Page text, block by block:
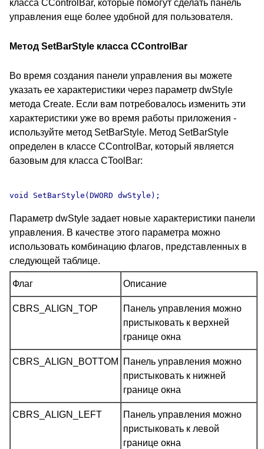
класса CControlBar, которые помогут сделать панель
управления еще более удобной для пользователя.
Метод SetBarStyle класса CControlBar
Во время создания панели управления вы можете
указать ее характеристики через параметр dwStyle
метода Create. Если вам потребовалось изменить эти
характеристики уже во время работы приложения -
используйте метод SetBarStyle. Метод SetBarStyle
определен в классе CControlBar, который является
базовым для класса CToolBar:
Параметр dwStyle задает новые характеристики панели
управления. В качестве этого параметра можно
использовать комбинацию флагов, представленных в
следующей таблице.
Флаг Описание
CBRS_ALIGN_TOP
Панель управления можно
пристыковать к верхней
границе окна
CBRS_ALIGN_BOTTOM
Панель управления можно
пристыковать к нижней
границе окна
CBRS_ALIGN_LEFT
Панель управления можно
пристыковать к левой
границе окна